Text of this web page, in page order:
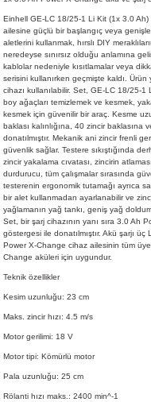
Einhell GE-LC 18/25-1 Li Kit (1x 3.0
ailesine güçlü bir başlangıç veya
aletlerini kullanmak, hırslı DIY
neredeyse sınırsız olduğu anlamına
kablolar nedeniyle kısıtlamalar veya
serisini kullanırken geçmişte kaldı.
cihazı kullanılabilir. Set, GE-LC 18/25-
boy ağaçları temizlemek ve kesmek,
kesmek için güvenilir bir araç. Kesme
baklası kalınlığına, 40 zincir
donatılmıştır. Mekanik ani zincir frenli
güvenlik sağlar. Testere sıkıştığında
zincir yakalama cıvatası, zincirin
durdurucu, tüm çalışmalar sırasında
testerenin ergonomik tutamağı ayrıca
bir alet kullanmadan ayarlanabilir ve
yağlamanın yağ tankı, geniş yağ
Set, bir şarj cihazının yanı sıra 3.0 Ah
göstergesi ile donatılmıştır. Akü şarjı
Power X-Change cihaz ailesinin tüm
Change aküleri için uygundur.
Teknik özellikler
Kesim uzunluğu: 23 cm
Maks. zincir hızı: 4.5 m/s
Motor gerilimi: 18 V
Motor tipi: Kömürlü motor
Pala uzunluğu: 25 cm
Rölanti hızı maks.: 2400 min^-1